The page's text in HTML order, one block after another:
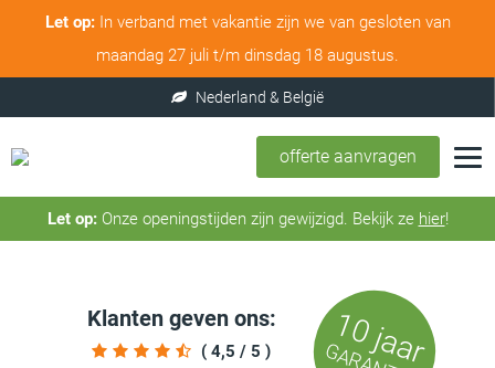
Let op:In verband met vakantie zijn we van gesloten van
maandag 27 juli t/m dinsdag 18 augustus.
offerte aanvragen
Let op:Onze openingstijden zijn gewijzigd. Bekijk ze hier!
Klanten geven ons:
( 4,5 / 5 )
10 jaar